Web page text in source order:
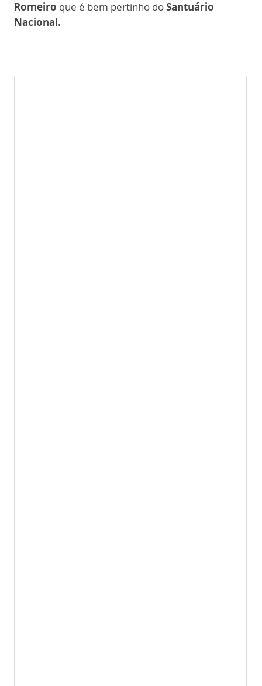
Romeiro que é bem pertinho doSantuário
Nacional.